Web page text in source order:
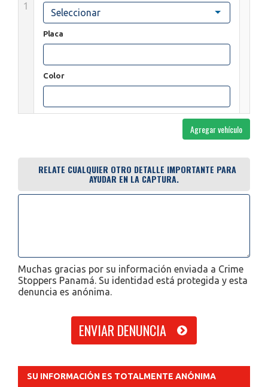
1
Seleccionar
Placa
Color
Agregar vehículo
RELATE CUALQUIER OTRO DETALLE IMPORTANTE PARA
AYUDAR EN LA CAPTURA.
Muchas gracias por su información enviada a Crime
Stoppers Panamá. Su identidad está protegida y esta
denuncia es anónima.
SU INFORMACIÓN ES TOTALMENTE ANÓNIMA